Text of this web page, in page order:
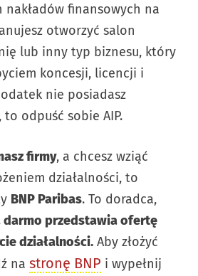
nakładów finansowych na
otworzyć salon
lub inny typ biznesu, który
koncesji, licencji i
nie posiadasz
odpuść sobie AIP.
firmy, a chcesz wziąć
działalności, to
BNP Paribas. To doradca,
darmo przedstawia ofertę
działalności. Aby złożyć
na stronę BNP i wypełnij